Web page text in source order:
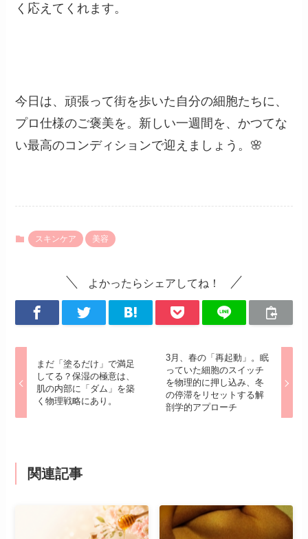
く応えてくれます。
今日は、頑張って街を歩いた自分の細胞たちに、
プロ仕様のご褒美を。新しい一週間を、かつてな
い最高のコンディションで迎えましょう。🌸
スキンケア 美容
よかったらシェアしてね！
まだ「塗るだけ」で満足
してる？保湿の極意は、
肌の内部に「ダム」を築
く物理戦略にあり。
3月、春の「再起動」。眠
っていた細胞のスイッチ
を物理的に押し込み、冬
の停滞をリセットする解
剖学的アプローチ
関連記事